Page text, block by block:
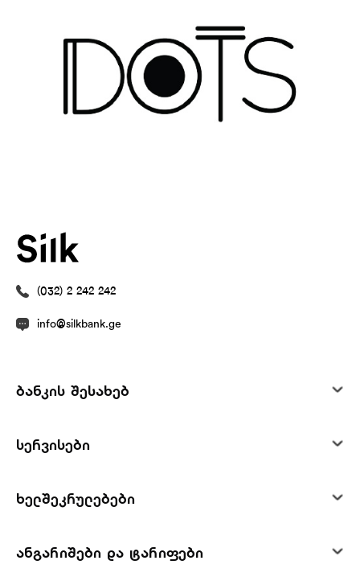
(032) 2 242 242
info@silkbank.ge
ბანკის შესახებ
სერვისები
ხელშეკრულებები
ანგარიშები და ტარიფები